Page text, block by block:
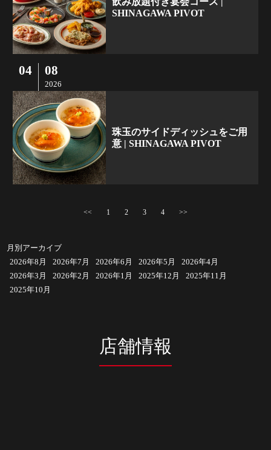
SHINAGAWA PIVOT
04 08
2026
珠玉のサイドディッシュをご用
意 | SHINAGAWA PIVOT
<< 1 2 3 4 >>
月別アーカイブ
2026年8月
2026年7月 2026年6月 2026年5月
2026年4月
2026年3月
2026年2月 2026年1月 2025年12月
2025年11月
2025年10月
店舗情報